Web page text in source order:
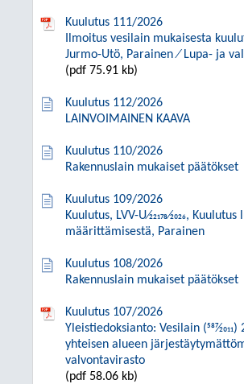
Kuulutus 111/2026
Ilmoitus vesilain mukaisesta
Jurmo-Utö, Parainen ⁄ Lupa- ja
(pdf 75.91 kb)
Kuulutus 112/2026
LAINVOIMAINEN KAAVA
Kuulutus 110/2026
Rakennuslain mukaiset päätökset
Kuulutus 109/2026
Kuulutus, LVV-U⁄22178⁄2026,
määrittämisestä, Parainen
Kuulutus 108/2026
Rakennuslain mukaiset päätökset
Kuulutus 107/2026
Yleistiedoksianto: Vesilain
yhteisen alueen
valvontavirasto
(pdf 58.06 kb)